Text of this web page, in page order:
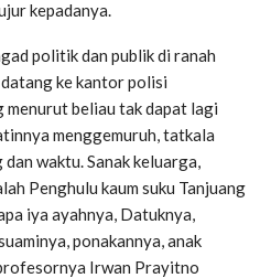
kepadanya.
politik dan publik di ranah
ke kantor polisi
menurut beliau tak dapat lagi
menggemuruh, tatkala
waktu. Sanak keluarga,
Penghulu kaum suku Tanjuang
iya ayahnya, Datuknya,
ponakannya, anak
Irwan Prayitno